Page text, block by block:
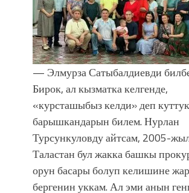
— Элмурза Сатыбалдиевди
Бирок, ал кызматка келгенде,
«курсташыбыз келди» деп
барышкандарын билем. Нурлан
Турсункуловду айтсам, 2005-
Таластан бул жакка башкы
орун басары болуп келишине
бергенин уккам. Ал эми анын